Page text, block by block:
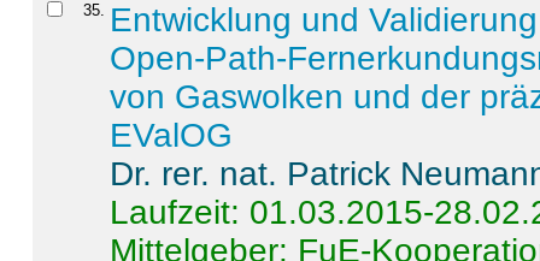
35. Entwicklung und
Open-Path-
von Gaswolken und der
EValOG
Dr. rer. nat. Patrick
Laufzeit: 01.03.2015-
Mittelgeber: FuE-